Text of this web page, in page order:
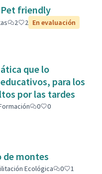
Calafell Pet friendly
2 2 En evaluación
que lo
para los
por las tardes
0
0
montes
Ecológica 0 1